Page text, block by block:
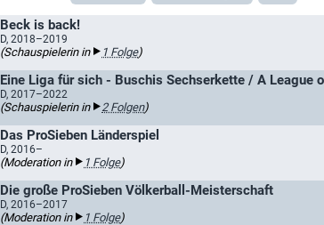
Beck is back!
D, 2018–2019
(Schauspielerin in 1 Folge)
Eine Liga für sich - Buschis Sechserkette / A League
D, 2017–2022
(Schauspielerin in 2 Folgen)
Das ProSieben Länderspiel
D, 2016–
(Moderation in 1 Folge)
Die große ProSieben Völkerball-Meisterschaft
D, 2016–2017
(Moderation in 1 Folge)